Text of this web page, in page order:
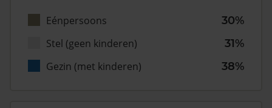
Eénpersoons
30%
Stel (geen kinderen)
31%
Gezin (met kinderen)
38%